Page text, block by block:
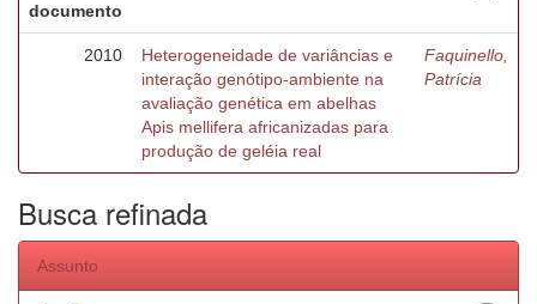
documento
2010
Heterogeneidade de variâncias e
interação genótipo-ambiente na
avaliação genética em abelhas
Apis mellifera africanizadas para
produção de geléia real
Faquinello,
Patrícia
Busca refinada
Assunto